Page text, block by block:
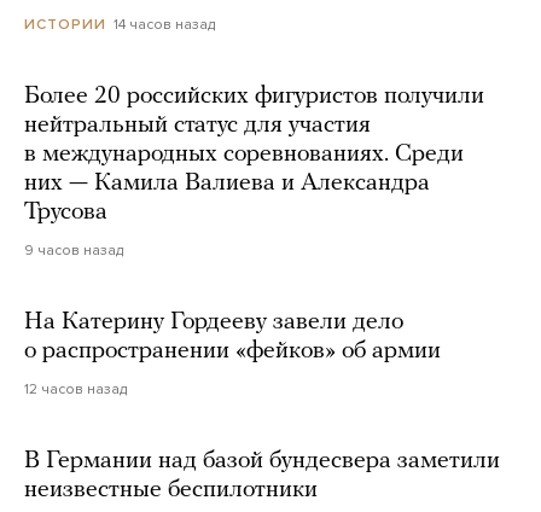
ИСТОРИИ 14 часов назад
Более 20 российских фигуристов получили
нейтральный статус для участия
в международных соревнованиях. Среди
них — Камила Валиева и Александра
Трусова
9 часов назад
На Катерину Гордееву завели дело
о распространении «фейков» об армии
12 часов назад
В Германии над базой бундесвера заметили
неизвестные беспилотники